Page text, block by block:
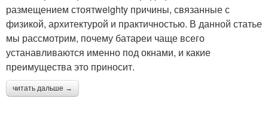
размещением стоятweighty причины, связанные с
физикой, архитектурой и практичностью. В данной статье
мы рассмотрим, почему батареи чаще всего
устанавливаются именно под окнами, и какие
преимущества это приносит.
читать дальше →